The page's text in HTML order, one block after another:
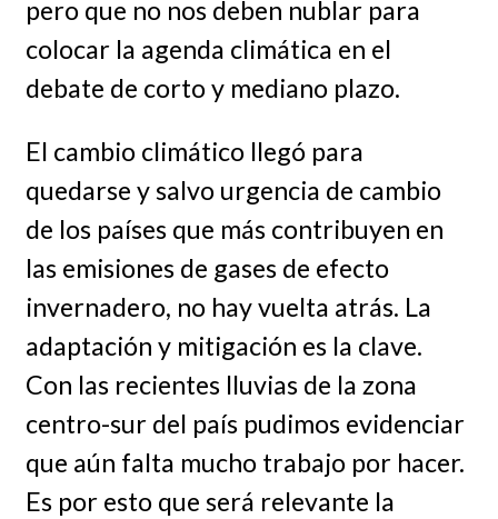
pero que no nos deben nublar para
colocar la agenda climática en el
debate de corto y mediano plazo.
El cambio climático llegó para
quedarse y salvo urgencia de cambio
de los países que más contribuyen en
las emisiones de gases de efecto
invernadero, no hay vuelta atrás. La
adaptación y mitigación es la clave.
Con las recientes lluvias de la zona
centro-sur del país pudimos evidenciar
que aún falta mucho trabajo por hacer.
Es por esto que será relevante la